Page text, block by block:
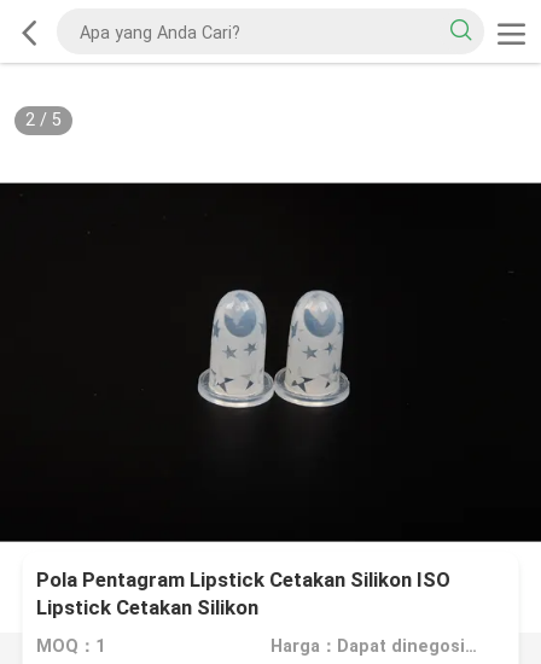
2/ 5
Pola Pentagram Lipstick Cetakan Silikon ISO
Lipstick Cetakan Silikon
MOQ：1 Harga：Dapat dinegosiasikan